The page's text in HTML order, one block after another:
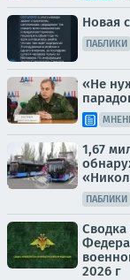
Новая
ПАБЛИКИ
«Не
1,67
ПАБЛИКИ
2026 г